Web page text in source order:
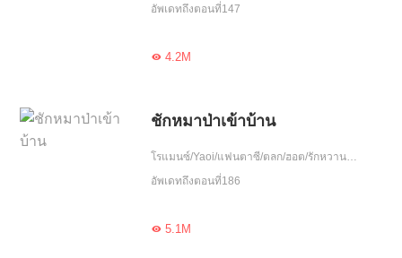
อัพเดทถึงตอนที่147
4.2M
ชักหมาป่าเข้าบ้าน
โรแมนซ์/Yaoi/แฟนตาซี/ตลก/ฮอต/รักหวานฉ่ำ/ขี้งอแง/เอาแต่ใจ/อบรม/ใจซื่อ
อัพเดทถึงตอนที่186
5.1M